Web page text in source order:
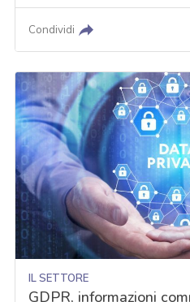
Condividi
IL SETTORE
GDPR, informazioni